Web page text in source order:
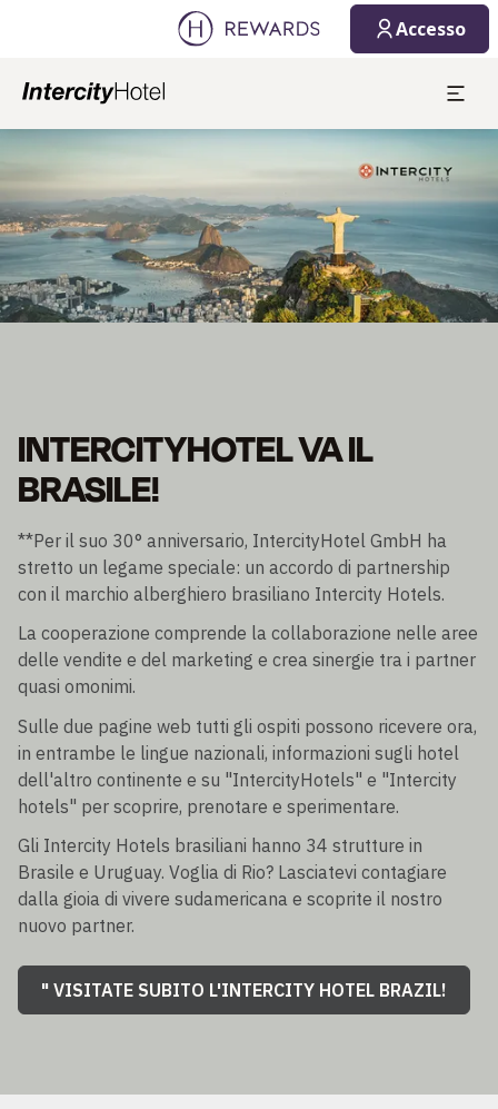
Accesso
Diapositiva 1 di 1
INTERCITYHOTEL VA IL
BRASILE!
**Per il suo 30° anniversario, IntercityHotel GmbH ha
stretto un legame speciale: un accordo di partnership
con il marchio alberghiero brasiliano Intercity Hotels.
La cooperazione comprende la collaborazione nelle aree
delle vendite e del marketing e crea sinergie tra i partner
quasi omonimi.
Sulle due pagine web tutti gli ospiti possono ricevere ora,
in entrambe le lingue nazionali, informazioni sugli hotel
dell'altro continente e su "IntercityHotels" e "Intercity
hotels" per scoprire, prenotare e sperimentare.
Gli Intercity Hotels brasiliani hanno 34 strutture in
Brasile e Uruguay. Voglia di Rio? Lasciatevi contagiare
dalla gioia di vivere sudamericana e scoprite il nostro
nuovo partner.
" VISITATE SUBITO L'INTERCITY HOTEL BRAZIL!